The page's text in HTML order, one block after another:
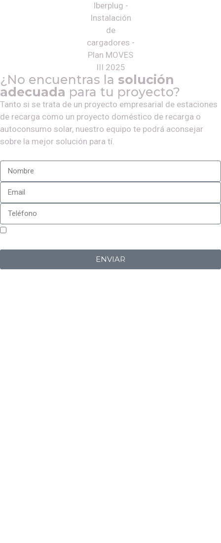
¿No encuentras la solución
adecuada para tu proyecto?
Tanto si se trata de un proyecto empresarial de estaciones
de recarga como un proyecto doméstico de recarga o
autoconsumo solar, nuestro equipo te podrá aconsejar
sobre la mejor solución para tí.
ENVIAR